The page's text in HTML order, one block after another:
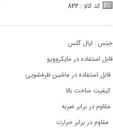
کد کالا : 822
جنس : اپال گلس
قابل استفاده در مایکروویو
قابل استفاده در ماشین ظرفشویی
کیفیت ساخت بالا
مقاوم در برابر ضربه
مقاوم در برابر حرارت